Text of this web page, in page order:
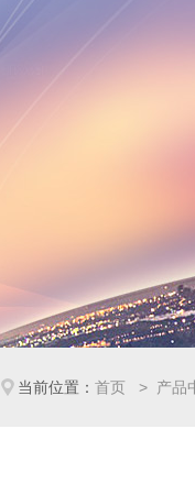
当前位置：首页 > 产品